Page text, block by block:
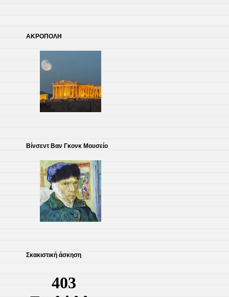
ΑΚΡΟΠΟΛΗ
Βίνσεντ Βαν Γκονκ Μουσείο
Σκακιστική άσκηση